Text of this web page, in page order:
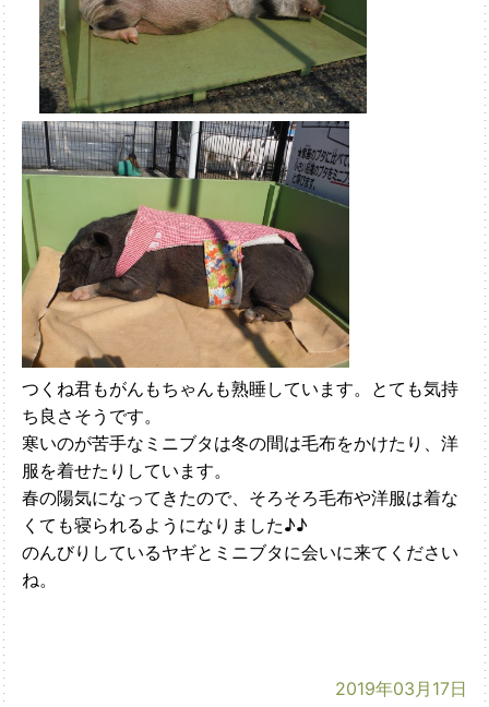
つくね君もがんもちゃんも熟睡しています。とても気持
ち良さそうです。
寒いのが苦手なミニブタは冬の間は毛布をかけたり、洋
服を着せたりしています。
春の陽気になってきたので、そろそろ毛布や洋服は着な
くても寝られるようになりました♪♪
のんびりしているヤギとミニブタに会いに来てください
ね。
2019年03月17日